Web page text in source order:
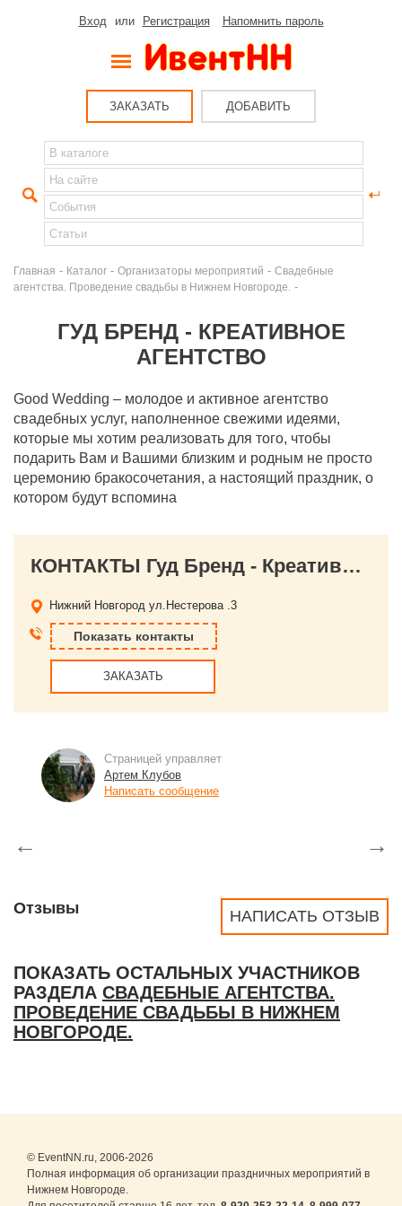
Вход или Регистрация Напомнить пароль
ЗАКАЗАТЬ ДОБАВИТЬ
Главная - Каталог - Организаторы мероприятий - Свадебные
агентства. Проведение свадьбы в Нижнем Новгороде.
-
ГУД БРЕНД - КРЕАТИВНОЕ
АГЕНТСТВО
Good Wedding – молодое и активное агентство
свадебных услуг, наполненное свежими идеями,
которые мы хотим реализовать для того, чтобы
подарить Вам и Вашими близким и родным не просто
церемонию бракосочетания, а настоящий праздник, о
котором будут вспомина
КОНТАКТЫ Гуд Бренд - Креативное Агентство
Нижний Новгород ул.Нестерова .3
Показать контакты
ЗАКАЗАТЬ
Страницей управляет
Артем Клубов
Написать сообщение
← →
НАПИСАТЬ ОТЗЫВ
Отзывы
ПОКАЗАТЬ ОСТАЛЬНЫХ УЧАСТНИКОВ
РАЗДЕЛА СВАДЕБНЫЕ АГЕНТСТВА.
ПРОВЕДЕНИЕ СВАДЬБЫ В НИЖНЕМ
НОВГОРОДЕ.
© EventNN.ru, 2006-2026
Полная информация об организации праздничных мероприятий в
Нижнем Новгороде.